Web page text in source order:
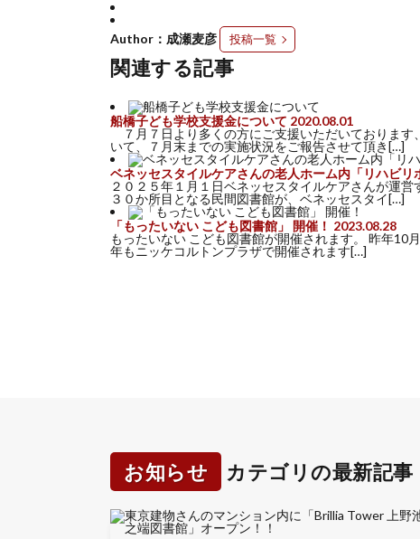
Author：成瀬麦彦 投稿一覧
関連する記事
船橋子ども学校支援金について 2020.08.01
７月７日より多くの方にご支援いただいております
いて、７月末までの実施状況をご報告させて頂き[…]
ベネッセスタイルケアさんの老人ホーム内「リハビリ
２０２５年１月１日ベネッセスタイルケアさんが運
３０か所目となる民間図書館が、ベネッセスタイ[…]
「もったいない こども図書館」 開催！ 2023.08.28
もったいない こども図書館が開催されます。 昨年10
年もニッケコルトンプラザで開催されます[…]
お知らせ カテゴリの最新記事